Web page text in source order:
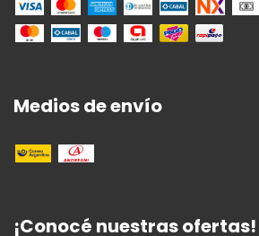
Medios de envío
¡Conocé nuestras ofertas!